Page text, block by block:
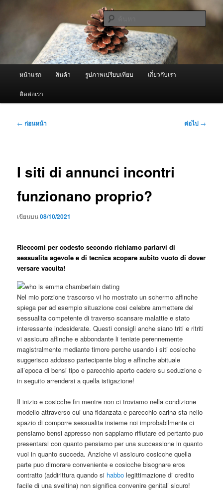
ผู้นำเข้าเครื่องพ่นหมอกควัน Best
Fogger / Fogger One และ อะไหล่
จำหน่ายเครื่องพ่นหมอกควัน คุณภาพดี บริการด้วยความจริงใจ
ค้นหา
หน้าแรก สินค้า รูปภาพเปรียบเทียบ เกี่ยวกับเรา
ติดต่อเรา
เมนู
← ก่อนหน้า ต่อไป →
I siti di annunci incontri
funzionano proprio?
เขียนบน08/10/2021
Rieccomi per codesto secondo richiamo parlarvi di
sessualita agevole e di tecnica scopare subito vuoto di dover
versare vacuita!
Nel mio porzione trascorso vi ho mostrato un schermo affinche
spiega per ad esempio situazione cosi celebre ammettere del
sessualita competente di traverso scansare malattie e stato
interessante indesiderate. Questi consigli anche siano triti e ritriti
vi assicuro affinche e abbondante li teniate perennemente
magistralmente mediante timore perche usando i siti cosicche
suggerisco addosso partecipante blog e affinche abituale
all’epoca di bensi tipo e parecchio aperto cadere su seduzione e
in seguito arrendersi a quella istigazione!
Il inizio e cosicche fin mentre non ci troviamo nella condizione
modello attraverso cui una fidanzata e parecchio carina sta nello
spazio di comporre sessualita insieme noi improbabilmente ci
pensiamo bensi appresso non sappiamo rifiutare ed pertanto puo
presentarsi con quanto pensiamo per una successione in quanto
vuoi in quanto succeda. Anziche vi assicuro cosicche quella
parte puo dimorare conveniente e cosicche bisognare eros
contratto (addirittura quando si habbo legittimazione di credito
facile di una sveltina) non significa convenire genitali sicuro!